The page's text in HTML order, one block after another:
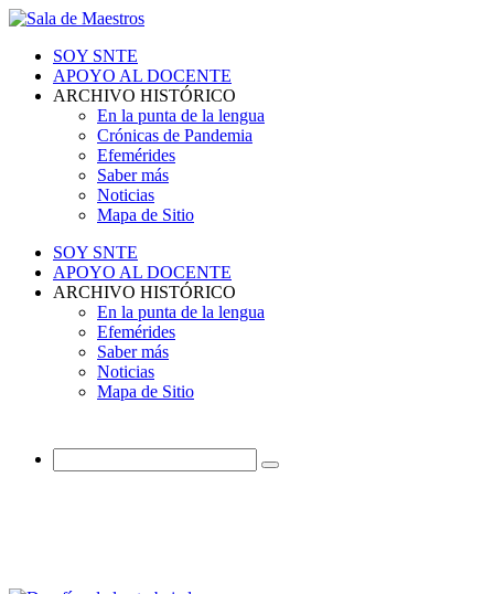
SOY SNTE
APOYO AL DOCENTE
ARCHIVO HISTÓRICO
En la punta de la lengua
Crónicas de Pandemia
Efemérides
Saber más
Noticias
Mapa de Sitio
SOY SNTE
APOYO AL DOCENTE
ARCHIVO HISTÓRICO
En la punta de la lengua
Efemérides
Saber más
Noticias
Mapa de Sitio